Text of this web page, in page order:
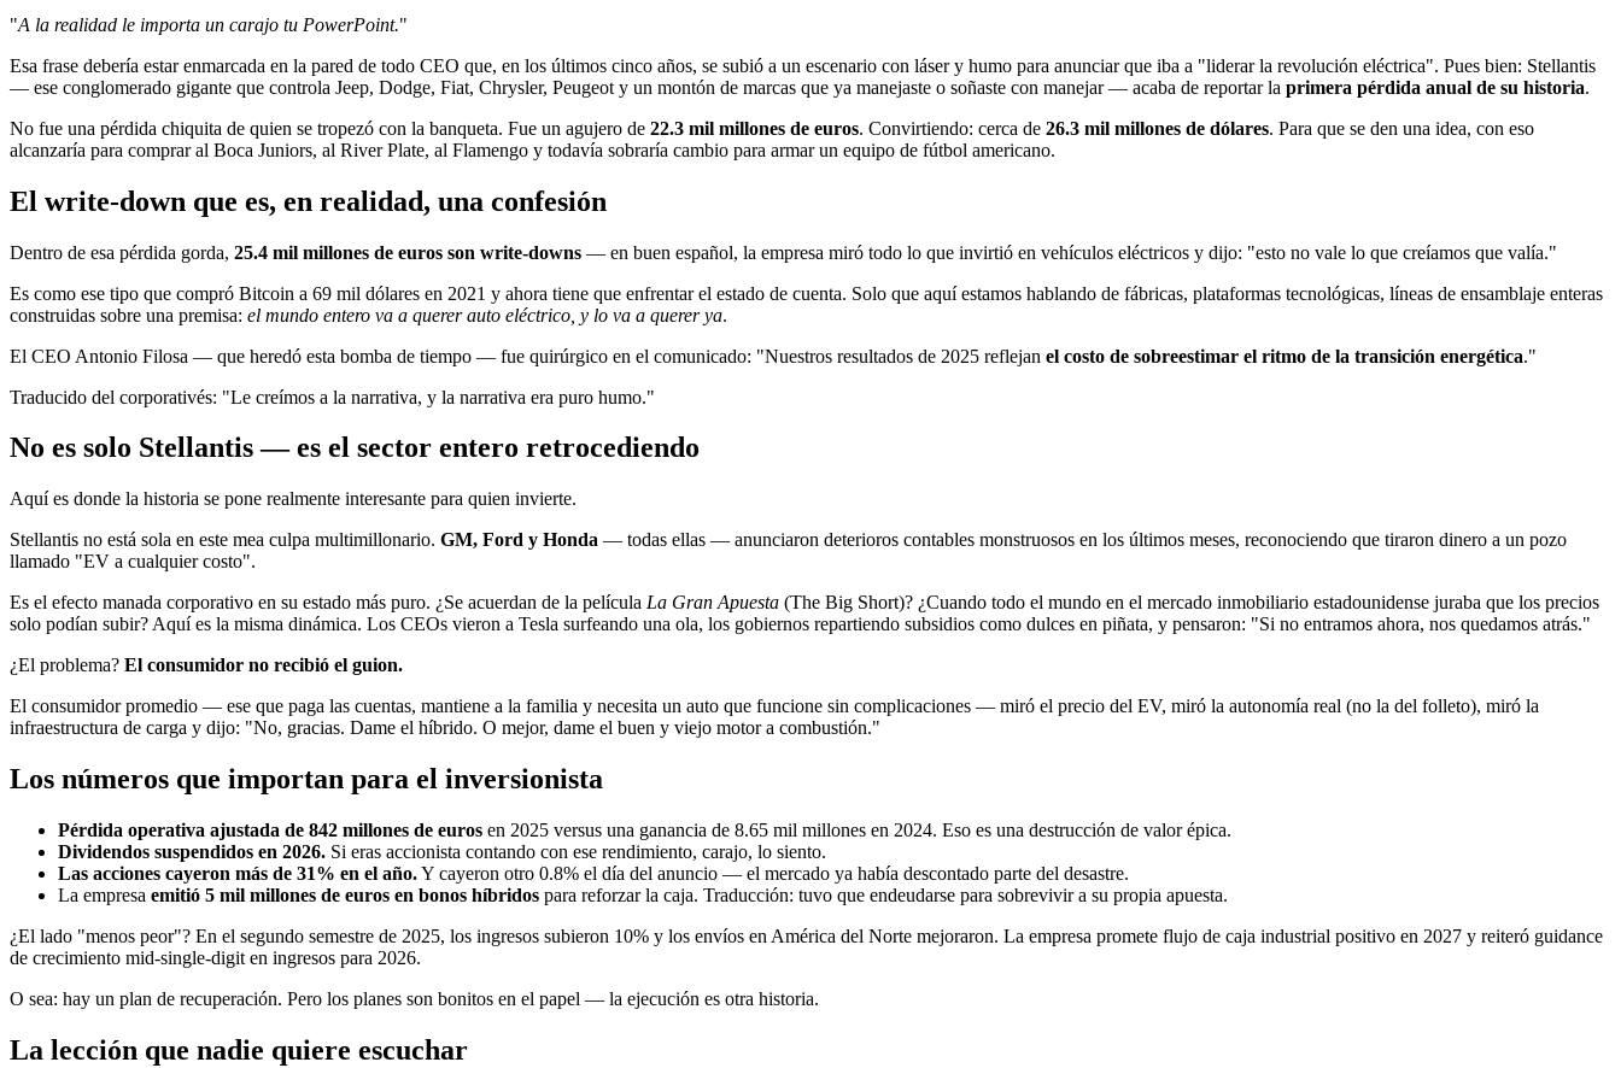
"A la realidad le importa un carajo tu PowerPoint."
Esa frase debería estar enmarcada en la pared de todo CEO que, en los últimos cinco años, se subió a un escenario con láser y humo para anunciar que iba a "liderar la revolución eléctrica". Pues bien: Stellantis
— ese conglomerado gigante que controla Jeep, Dodge, Fiat, Chrysler, Peugeot y un montón de marcas que ya manejaste o soñaste con manejar — acaba de reportar la primera pérdida anual de su historia.
No fue una pérdida chiquita de quien se tropezó con la banqueta. Fue un agujero de 22.3 mil millones de euros. Convirtiendo: cerca de 26.3 mil millones de dólares. Para que se den una idea, con eso
alcanzaría para comprar al Boca Juniors, al River Plate, al Flamengo y todavía sobraría cambio para armar un equipo de fútbol americano.
El write-down que es, en realidad, una confesión
Dentro de esa pérdida gorda, 25.4 mil millones de euros son write-downs — en buen español, la empresa miró todo lo que invirtió en vehículos eléctricos y dijo: "esto no vale lo que creíamos que valía."
Es como ese tipo que compró Bitcoin a 69 mil dólares en 2021 y ahora tiene que enfrentar el estado de cuenta. Solo que aquí estamos hablando de fábricas, plataformas tecnológicas, líneas de ensamblaje enteras
construidas sobre una premisa: el mundo entero va a querer auto eléctrico, y lo va a querer ya.
El CEO Antonio Filosa — que heredó esta bomba de tiempo — fue quirúrgico en el comunicado: "Nuestros resultados de 2025 reflejan el costo de sobreestimar el ritmo de la transición energética."
Traducido del corporativés: "Le creímos a la narrativa, y la narrativa era puro humo."
No es solo Stellantis — es el sector entero retrocediendo
Aquí es donde la historia se pone realmente interesante para quien invierte.
Stellantis no está sola en este mea culpa multimillonario. GM, Ford y Honda — todas ellas — anunciaron deterioros contables monstruosos en los últimos meses, reconociendo que tiraron dinero a un pozo
llamado "EV a cualquier costo".
Es el efecto manada corporativo en su estado más puro. ¿Se acuerdan de la película La Gran Apuesta (The Big Short)? ¿Cuando todo el mundo en el mercado inmobiliario estadounidense juraba que los precios
solo podían subir? Aquí es la misma dinámica. Los CEOs vieron a Tesla surfeando una ola, los gobiernos repartiendo subsidios como dulces en piñata, y pensaron: "Si no entramos ahora, nos quedamos atrás."
¿El problema? El consumidor no recibió el guion.
El consumidor promedio — ese que paga las cuentas, mantiene a la familia y necesita un auto que funcione sin complicaciones — miró el precio del EV, miró la autonomía real (no la del folleto), miró la
infraestructura de carga y dijo: "No, gracias. Dame el híbrido. O mejor, dame el buen y viejo motor a combustión."
Los números que importan para el inversionista
Pérdida operativa ajustada de 842 millones de euros en 2025 versus una ganancia de 8.65 mil millones en 2024. Eso es una destrucción de valor épica.
Dividendos suspendidos en 2026. Si eras accionista contando con ese rendimiento, carajo, lo siento.
Las acciones cayeron más de 31% en el año.Y cayeron otro 0.8% el día del anuncio — el mercado ya había descontado parte del desastre.
La empresa emitió 5 mil millones de euros en bonos híbridos para reforzar la caja. Traducción: tuvo que endeudarse para sobrevivir a su propia apuesta.
¿El lado "menos peor"? En el segundo semestre de 2025, los ingresos subieron 10% y los envíos en América del Norte mejoraron. La empresa promete flujo de caja industrial positivo en 2027 y reiteró guidance
de crecimiento mid-single-digit en ingresos para 2026.
O sea: hay un plan de recuperación. Pero los planes son bonitos en el papel — la ejecución es otra historia.
La lección que nadie quiere escuchar